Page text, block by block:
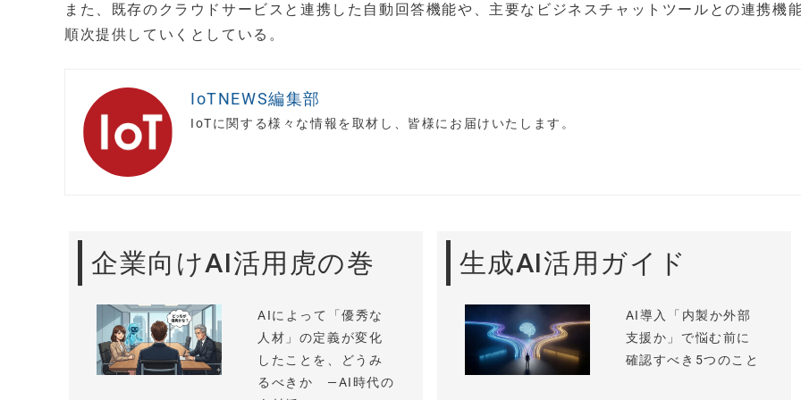
また、既存のクラウドサービスと連携した自動回答機能や、主要なビジネスチャットツールとの連携機
順次提供していくとしている。
IoTNEWS編集部
IoTに関する様々な情報を取材し、皆様にお届けいたします。
企業向けAI活用虎の巻
AIによって「優秀な
人材」の定義が変化
したことを、どうみ
るべきか —AI時代の
生成AI活用ガイド
AI導入「内製か外部
支援か」で悩む前に
確認すべき5つのこと